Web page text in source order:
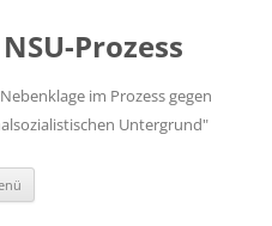
Prozess
im Prozess gegen
Untergrund"